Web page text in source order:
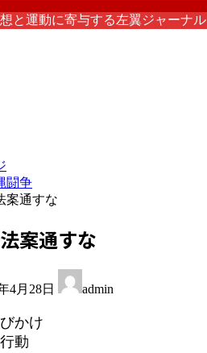
と運動に寄与する左翼ジャーナル
闘争
案通すな
案通すな
4月28日 admin
かけ
動